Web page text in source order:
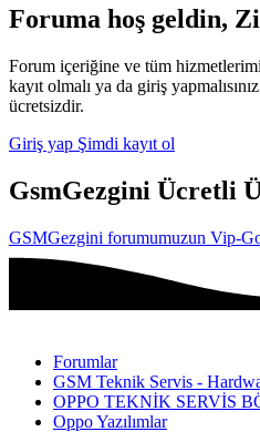
Foruma hoş geldin,
Forum içeriğine ve tüm
kayıt olmalı ya da giriş
ücretsizdir.
Giriş yap Şimdi kayıt ol
GsmGezgini Ücretli
GSMGezgini forumumuzun Vip-
Forumlar
GSM Teknik Servis -
OPPO TEKNİK SERVİS
Oppo Yazılımlar